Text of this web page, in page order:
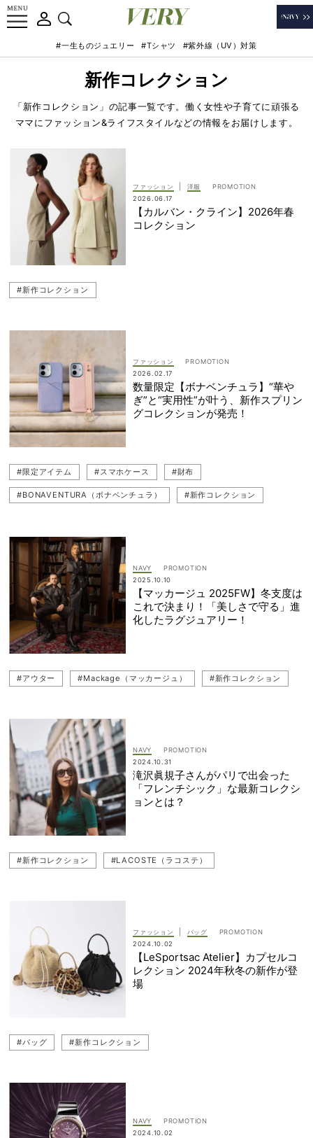
#一生ものジュエリー #Tシャツ #紫外線（UV）対策
新作コレクション
「新作コレクション」の記事一覧です。働く女性や子育てに頑張る
ママにファッション&ライフスタイルなどの情報をお届けします。
ファッション
洋服
2026.06.17
【カルバン・クライン】2026年春
コレクション
#新作コレクション
ファッション
2026.02.17
数量限定【ボナベンチュラ】“華や
ぎ”と“実用性”が叶う、新作スプリン
グコレクションが発売！
#限定アイテム #スマホケース #財布
#BONAVENTURA（ボナベンチュラ） #新作コレクション
NAVY
2025.10.10
【マッカージュ 2025FW】冬支度は
これで決まり！「美しさで守る」進
化したラグジュアリー！
#アウター #Mackage（マッカージュ） #新作コレクション
NAVY
2024.10.31
滝沢眞規子さんがパリで出会った
「フレンチシック」な最新コレクシ
ョンとは？
#新作コレクション #LACOSTE（ラコステ）
ファッション
バッグ
2024.10.02
【LeSportsac Atelier】カプセルコ
レクション 2024年秋冬の新作が登
場
#バッグ #新作コレクション
NAVY
2024.10.02